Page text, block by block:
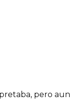
pero aun